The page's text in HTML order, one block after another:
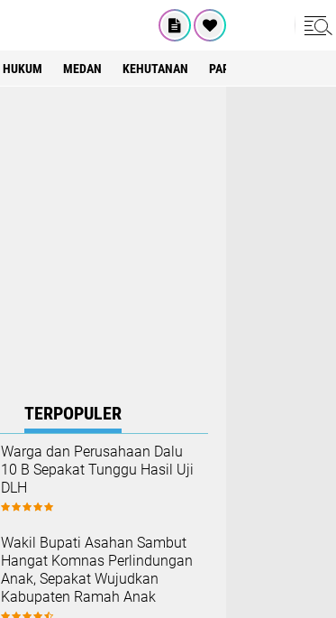
HUKUM MEDAN KEHUTANAN PARIWISATA
TERPOPULER
Warga dan Perusahaan Dalu
10 B Sepakat Tunggu Hasil Uji
DLH
Wakil Bupati Asahan Sambut
Hangat Komnas Perlindungan
Anak, Sepakat Wujudkan
Kabupaten Ramah Anak